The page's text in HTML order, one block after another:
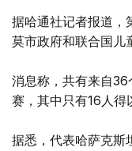
据哈通社记者报道，
莫市政府和联合国儿
消息称，共有来自
赛，其中只有16人得
据悉，代表哈萨克斯